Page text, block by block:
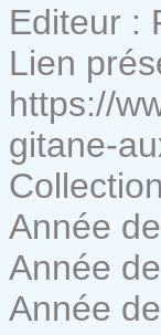
Editeur :
Lien
https://
gitane-
Année
Année
Année